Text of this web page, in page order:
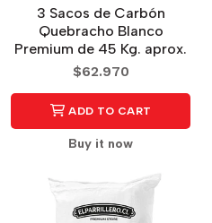
3 Sacos de Carbón
Quebracho Blanco
Premium de 45 Kg. aprox.
$62.970
ADD TO CART
Buy it now